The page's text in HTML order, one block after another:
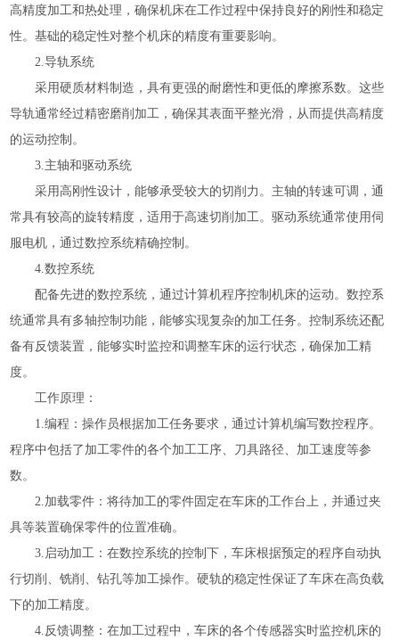
高精度加工和热处理，确保机床在工作过程中保持良好的刚性和稳定
性。基础的稳定性对整个机床的精度有重要影响。
2.导轨系统
采用硬质材料制造，具有更强的耐磨性和更低的摩擦系数。这些
导轨通常经过精密磨削加工，确保其表面平整光滑，从而提供高精度
的运动控制。
3.主轴和驱动系统
采用高刚性设计，能够承受较大的切削力。主轴的转速可调，通
常具有较高的旋转精度，适用于高速切削加工。驱动系统通常使用伺
服电机，通过数控系统精确控制。
4.数控系统
配备先进的数控系统，通过计算机程序控制机床的运动。数控系
统通常具有多轴控制功能，能够实现复杂的加工任务。控制系统还配
备有反馈装置，能够实时监控和调整车床的运行状态，确保加工精
度。
工作原理：
1.编程：操作员根据加工任务要求，通过计算机编写数控程序。
程序中包括了加工零件的各个加工工序、刀具路径、加工速度等参
数。
2.加载零件：将待加工的零件固定在车床的工作台上，并通过夹
具等装置确保零件的位置准确。
3.启动加工：在数控系统的控制下，车床根据预定的程序自动执
行切削、铣削、钻孔等加工操作。硬轨的稳定性保证了车床在高负载
下的加工精度。
4.反馈调整：在加工过程中，车床的各个传感器实时监控机床的